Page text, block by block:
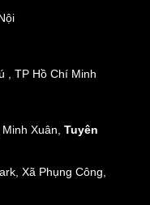
, TP Hồ Chí Minh
Xuân, Tuyên
Xã Phụng Công,